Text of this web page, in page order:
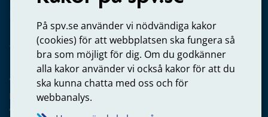
På spv.se använder vi nödvändiga kakor
(cookies) för att webbplatsen ska fungera så
bra som möjligt för dig. Om du godkänner
alla kakor använder vi också kakor för att du
ska kunna chatta med oss och för
webbanalys.
Arbetsgivare
Frågor om administration av tjänstepension från statlig
anställning